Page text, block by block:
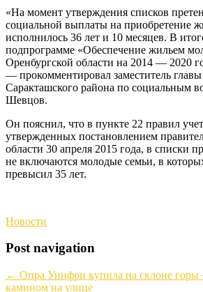
«На момент утверждения списков
социальной выплаты на приобретение
исполнилось 36 лет и 10 месяцев. В
подпрограмме «Обеспечение жильем
Оренбургской области на 2014 — 2020
— прокомментировал заместитель
Саракташского района по социальным
Шевцов.
Он пояснил, что в пункте 22 правил
утвержденных постановлением
области 30 апреля 2015 года, в списки
не включаются молодые семьи, в
превысил 35 лет.
Новости
Post navigation
← Опра Уинфри купила на склоне
камином на улице